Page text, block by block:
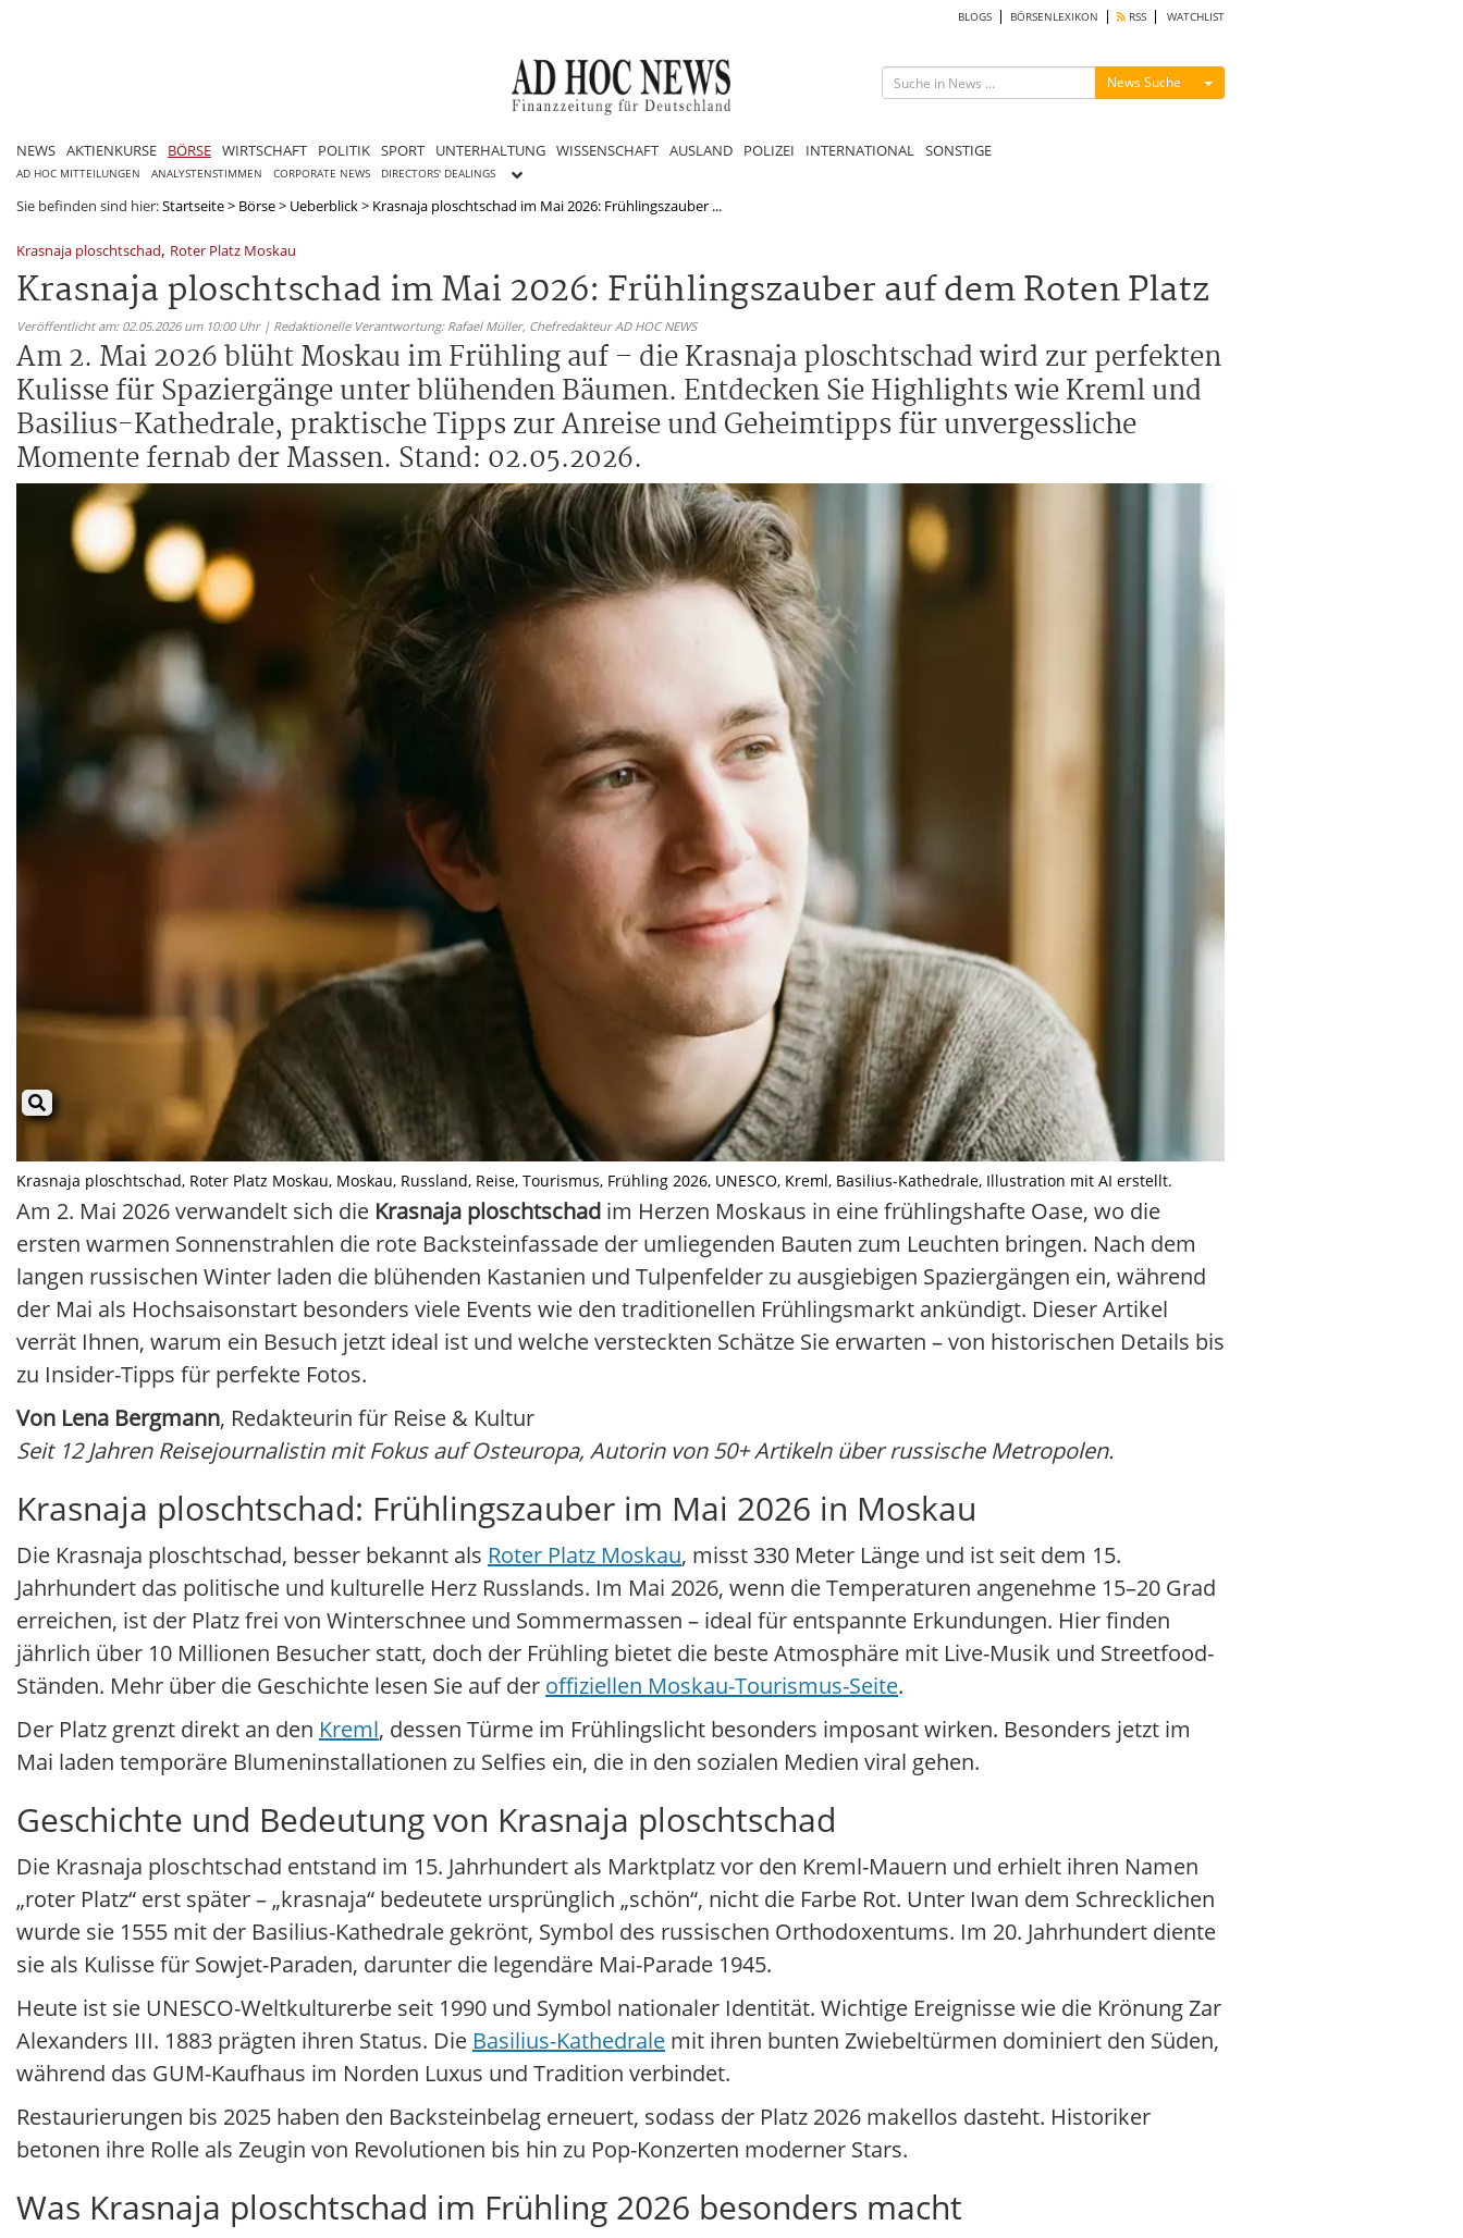
BLOGS BÖRSENLEXIKON RSS WATCHLIST
News Suche Menü ein-/ausblenden
NEWS AKTIENKURSE BÖRSE WIRTSCHAFT POLITIK SPORT UNTERHALTUNG WISSENSCHAFT AUSLAND POLIZEI INTERNATIONAL SONSTIGE
AD HOC MITTEILUNGEN ANALYSTENSTIMMEN CORPORATE NEWS DIRECTORS' DEALINGS
Sie befinden sind hier:Startseite> Börse> Ueberblick> Krasnaja ploschtschad im Mai 2026: Frühlingszauber ...
Krasnaja ploschtschad, Roter Platz Moskau
Krasnaja ploschtschad im Mai 2026: Frühlingszauber auf dem Roten Platz
Veröffentlicht am: 02.05.2026 um 10:00 Uhr | Redaktionelle Verantwortung: Rafael Müller, Chefredakteur AD HOC NEWS
Am 2. Mai 2026 blüht Moskau im Frühling auf – die Krasnaja ploschtschad wird zur perfekten
Kulisse für Spaziergänge unter blühenden Bäumen. Entdecken Sie Highlights wie Kreml und
Basilius-Kathedrale, praktische Tipps zur Anreise und Geheimtipps für unvergessliche
Momente fernab der Massen. Stand: 02.05.2026.
Krasnaja ploschtschad, Roter Platz Moskau, Moskau, Russland, Reise, Tourismus, Frühling 2026, UNESCO, Kreml, Basilius-Kathedrale, Illustration mit AI erstellt.
Am 2. Mai 2026 verwandelt sich die Krasnaja ploschtschad im Herzen Moskaus in eine frühlingshafte Oase, wo die
ersten warmen Sonnenstrahlen die rote Backsteinfassade der umliegenden Bauten zum Leuchten bringen. Nach dem
langen russischen Winter laden die blühenden Kastanien und Tulpenfelder zu ausgiebigen Spaziergängen ein, während
der Mai als Hochsaisonstart besonders viele Events wie den traditionellen Frühlingsmarkt ankündigt. Dieser Artikel
verrät Ihnen, warum ein Besuch jetzt ideal ist und welche versteckten Schätze Sie erwarten – von historischen Details bis
zu Insider-Tipps für perfekte Fotos.
Von Lena Bergmann, Redakteurin für Reise & Kultur
Seit 12 Jahren Reisejournalistin mit Fokus auf Osteuropa, Autorin von 50+ Artikeln über russische Metropolen.
Krasnaja ploschtschad: Frühlingszauber im Mai 2026 in Moskau
Die Krasnaja ploschtschad, besser bekannt als Roter Platz Moskau, misst 330 Meter Länge und ist seit dem 15.
Jahrhundert das politische und kulturelle Herz Russlands. Im Mai 2026, wenn die Temperaturen angenehme 15–20 Grad
erreichen, ist der Platz frei von Winterschnee und Sommermassen – ideal für entspannte Erkundungen. Hier finden
jährlich über 10 Millionen Besucher statt, doch der Frühling bietet die beste Atmosphäre mit Live-Musik und Streetfood-
Ständen. Mehr über die Geschichte lesen Sie auf der offiziellen Moskau-Tourismus-Seite.
Der Platz grenzt direkt an den Kreml, dessen Türme im Frühlingslicht besonders imposant wirken. Besonders jetzt im
Mai laden temporäre Blumeninstallationen zu Selfies ein, die in den sozialen Medien viral gehen.
Geschichte und Bedeutung von Krasnaja ploschtschad
Die Krasnaja ploschtschad entstand im 15. Jahrhundert als Marktplatz vor den Kreml-Mauern und erhielt ihren Namen
„roter Platz“ erst später – „krasnaja“ bedeutete ursprünglich „schön“, nicht die Farbe Rot. Unter Iwan dem Schrecklichen
wurde sie 1555 mit der Basilius-Kathedrale gekrönt, Symbol des russischen Orthodoxentums. Im 20. Jahrhundert diente
sie als Kulisse für Sowjet-Paraden, darunter die legendäre Mai-Parade 1945.
Heute ist sie UNESCO-Weltkulturerbe seit 1990 und Symbol nationaler Identität. Wichtige Ereignisse wie die Krönung Zar
Alexanders III. 1883 prägten ihren Status. Die Basilius-Kathedrale mit ihren bunten Zwiebeltürmen dominiert den Süden,
während das GUM-Kaufhaus im Norden Luxus und Tradition verbindet.
Restaurierungen bis 2025 haben den Backsteinbelag erneuert, sodass der Platz 2026 makellos dasteht. Historiker
betonen ihre Rolle als Zeugin von Revolutionen bis hin zu Pop-Konzerten moderner Stars.
Was Krasnaja ploschtschad im Frühling 2026 besonders macht